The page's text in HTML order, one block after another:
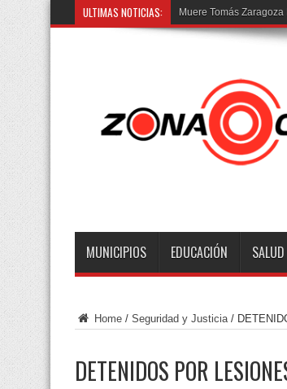
ULTIMAS NOTICIAS:
MUNICIPIOS EDUCACIÓN SALUD
Home / Seguridad y Justicia /
DETENIDOS POR